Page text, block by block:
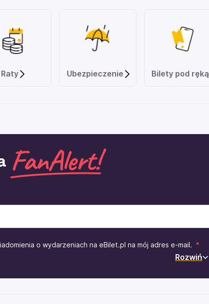
Raty Ubezpieczenie Bilety pod ręką
o wydarzeniach na eBilet.pl na mój adres e-mail.
Rozwiń